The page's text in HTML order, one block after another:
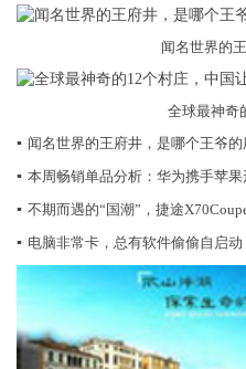
闻名世界的
全球最神奇
▪ 闻名世界的王府井，是哪个王爷的
▪ 本周畅销单品分析：华为携手苹
▪ 不期而遇的“国潮”，捷途
▪ 电脑非常卡，总有软件偷偷自启